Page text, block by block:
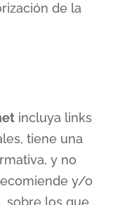
de la
incluya links
tiene una
y no
y/o
sobre los que